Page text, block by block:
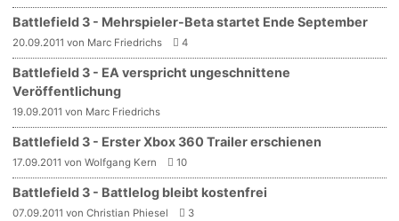
Battlefield 3 - Mehrspieler-Beta startet Ende September
20.09.2011 von Marc Friedrichs 4
Battlefield 3 - EA verspricht ungeschnittene
Veröffentlichung
19.09.2011 von Marc Friedrichs
Battlefield 3 - Erster Xbox 360 Trailer erschienen
17.09.2011 von Wolfgang Kern 10
Battlefield 3 - Battlelog bleibt kostenfrei
07.09.2011 von Christian Phiesel 3